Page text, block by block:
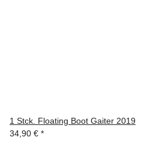
1 Stck. Floating Boot Gaiter 2019
34,90 € *